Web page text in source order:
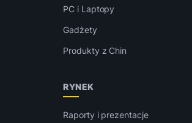
PC i Laptopy
Gadżety
Produkty z Chin
RYNEK
Raporty i prezentacje